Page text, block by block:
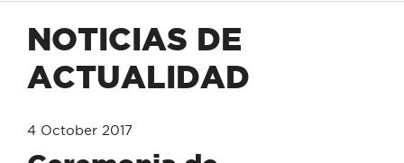
NOTICIAS DE
ACTUALIDAD
4 October 2017